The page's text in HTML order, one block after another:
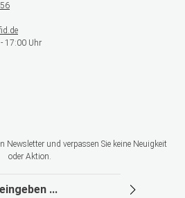
17:00 Uhr
Newsletter und verpassen Sie keine Neuigkeit
oder Aktion.